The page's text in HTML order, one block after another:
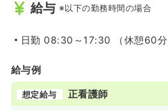
給与 ※以下の勤務時間の場合
日勤 08:30～17:30 （休憩60分
給与例
想定給与 正看護師